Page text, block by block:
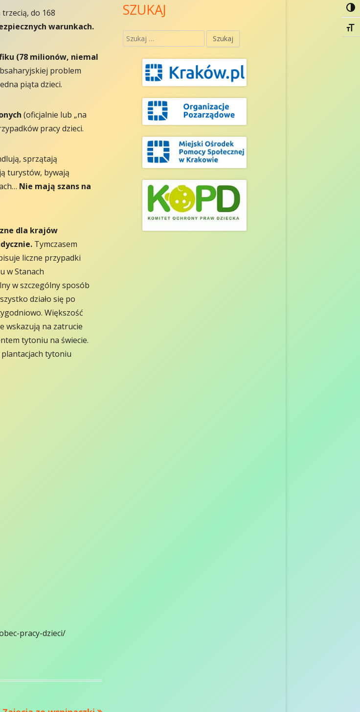
do 168
warunkach.
(78 milionów, niemal
problem
piąta dzieci.
(oficjalnie lub „na
pracy dzieci.
sprzątają
turystów, bywają
Nie mają szans na
dla krajów
Tymczasem
liczne przypadki
w Stanach
w szczególny sposób
działo się po
Większość
wskazują na zatrucie
tytoniu na świecie.
plantacjach tytoniu
pracy-dzieci/
SZUKAJ
Szukaj: